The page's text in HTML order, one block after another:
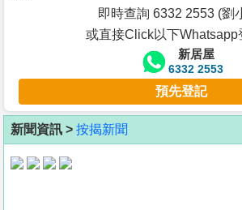
客
地
產
即時查詢 6332 2553 (劉
或直接Click以下Whatsapp
新居屋
6332 2553
預先登記
新聞資訊 > 按揭新聞